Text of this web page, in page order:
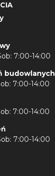
7:00-14:00
budowlanych
7:00-14:00
7:00-14:00
7:00-14:00